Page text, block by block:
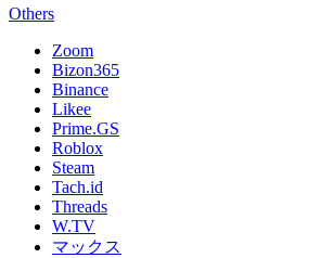
Others
Zoom
Bizon365
Binance
Likee
Prime.GS
Roblox
Steam
Tach.id
Threads
W.TV
マックス